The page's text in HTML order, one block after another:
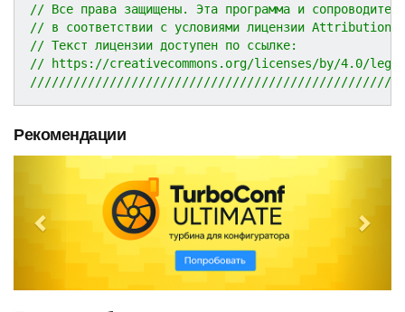
// Все права защищены. Эта программа и
// в соответствии с условиями лицензии
// Текст лицензии доступен по ссылке:
// https://creativecommons.org/licenses/by/4.0/
Рекомендации
e
o
x